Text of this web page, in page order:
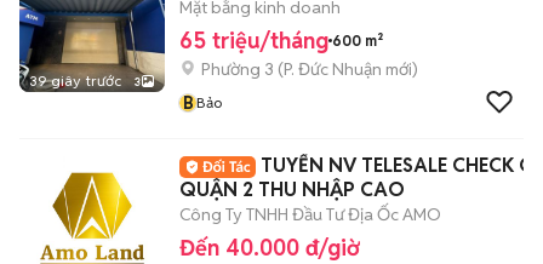
39 giây trước 3
Mặt bằng kinh doanh
65 triệu/tháng 600 m²
Phường 3 (P. Đức Nhuận mới)
BBảo
TUYỂN NV TELESALE CHECK
QUẬN 2 THU NHẬP CAO
Công Ty TNHH Đầu Tư Địa Ốc AMO
Đến 40.000 đ/giờ